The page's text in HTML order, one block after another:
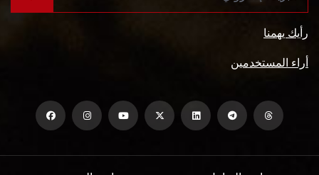
رأيك يهمنا
أراء المستخدمين